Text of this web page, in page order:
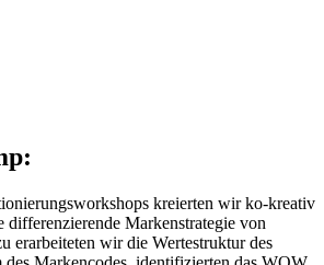
kreierten wir ko-kreativ
differenzierende Markenstrategie von
erarbeiteten wir die Wertestruktur des